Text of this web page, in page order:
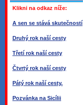
Klikni na odkaz níže:
A sen se stává skutečností
Druhý rok naší cesty
Třetí rok naší cesty
Čtvrtý rok naší cesty
Pátý rok naší cesty.
Pozvánka na Sicílii